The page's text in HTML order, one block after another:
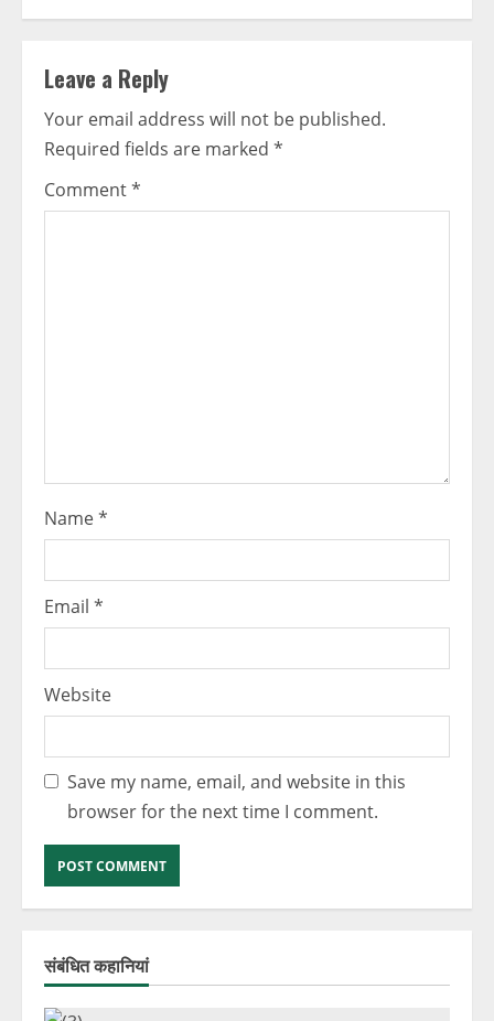
Leave a Reply
Your email address will not be published.
Required fields are marked *
Comment*
Name*
Email *
Website
Save my name, email, and website in this
browser for the next time I comment.
संबंधित कहानियां